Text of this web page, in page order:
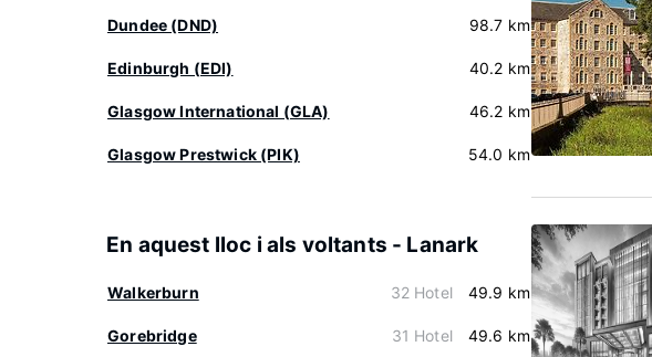
Dundee (DND) 98.7 km
Edinburgh (EDI) 40.2 km
Glasgow International (GLA) 46.2 km
Glasgow Prestwick (PIK) 54.0 km
En aquest lloc i als voltants - Lanark
Walkerburn 32 Hotel 49.9 km
Gorebridge 31 Hotel 49.6 km